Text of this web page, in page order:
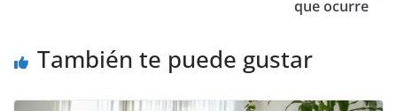
que ocurre
También te puede gustar